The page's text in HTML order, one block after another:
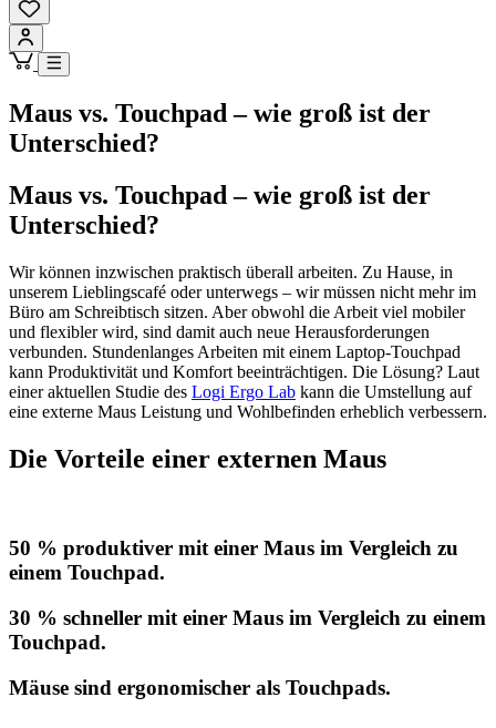
Maus vs. Touchpad – wie groß ist der
Unterschied?
Maus vs. Touchpad – wie groß ist der
Unterschied?
Wir können inzwischen praktisch überall arbeiten. Zu Hause, in
unserem Lieblingscafé oder unterwegs – wir müssen nicht mehr im
Büro am Schreibtisch sitzen. Aber obwohl die Arbeit viel mobiler
und flexibler wird, sind damit auch neue Herausforderungen
verbunden. Stundenlanges Arbeiten mit einem Laptop-Touchpad
kann Produktivität und Komfort beeinträchtigen. Die Lösung? Laut
einer aktuellen Studie des Logi Ergo Lab kann die Umstellung auf
eine externe Maus Leistung und Wohlbefinden erheblich verbessern.
Die Vorteile einer externen Maus
50 % produktiver mit einer Maus im Vergleich zu
einem Touchpad.
30 % schneller mit einer Maus im Vergleich zu einem
Touchpad.
Mäuse sind ergonomischer als Touchpads.